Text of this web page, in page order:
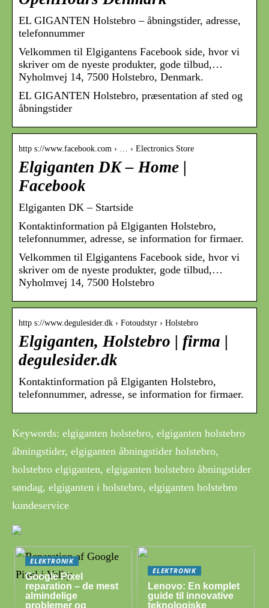
EL GIGANTEN Holstebro – åbningstider, adresse,
telefonnummer
Velkommen til Elgigantens Facebook side, hvor vi
skriver om de nyeste produkter, gode tilbud,…
Nyholmvej 14, 7500 Holstebro, Denmark.
EL GIGANTEN Holstebro, præsentation af sted og
åbningstider
http s://www.facebook.com › … › Electronics Store
Elgiganten DK – Home |
Facebook
Elgiganten DK – Startside
Kontaktinformation på Elgiganten Holstebro,
telefonnummer, adresse, se information for firmaer.
Velkommen til Elgigantens Facebook side, hvor vi
skriver om de nyeste produkter, gode tilbud,…
Nyholmvej 14, 7500 Holstebro
http s://www.degulesider.dk › Fotoudstyr › Holstebro
Elgiganten, Holstebro | firma |
degulesider.dk
Kontaktinformation på Elgiganten Holstebro,
telefonnummer, adresse, se information for firmaer.
Keywords: elgiganten holstebro, elgiganten holstebro
åbningstider, elgiganten åbningstider holstebro,
holstebro elgiganten, elgiganten holstebro åbningstider
søndag, elgiganten i holstebro, elgiganten holstebro
kundeservice
ELEKTRONIK
Google Pixel
reparation – de mest
almindelige
problemer og
ELEKTRONIK
Lenovo: En komplet
guide til innovative
teknologiske